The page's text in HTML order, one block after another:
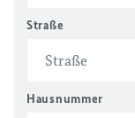
Straße
Hausnummer